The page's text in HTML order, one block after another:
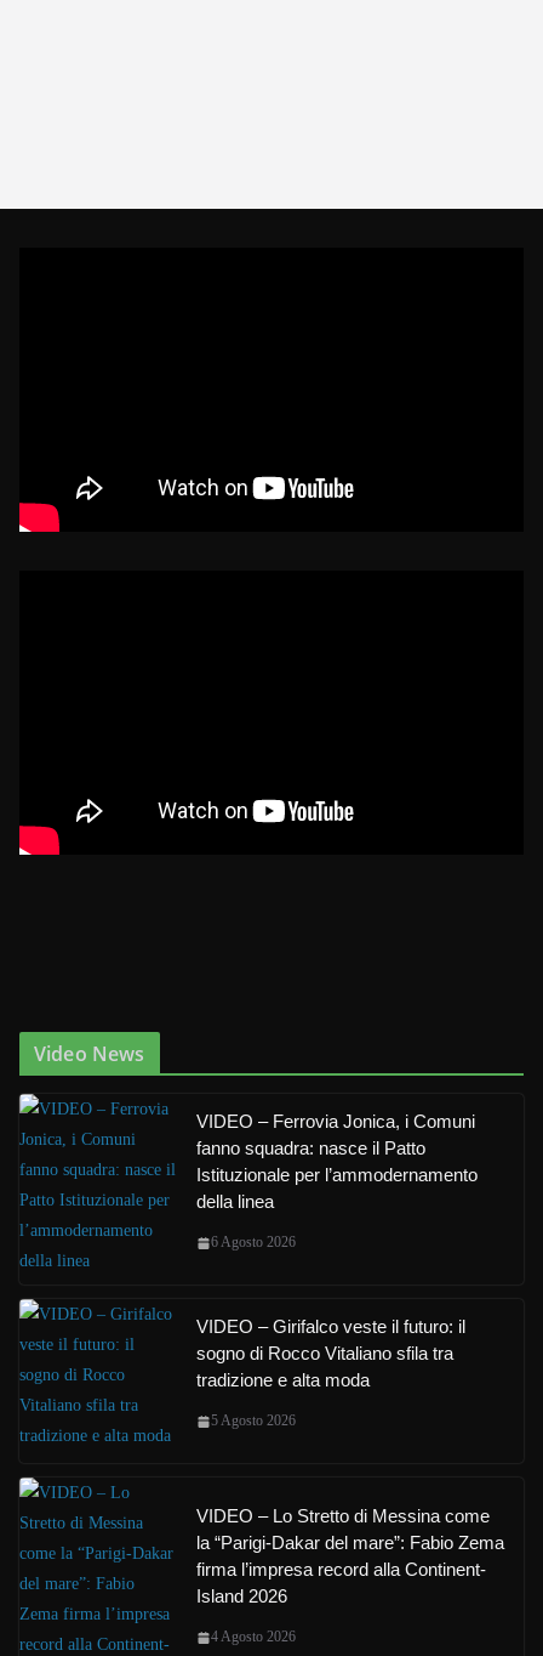
Video News
VIDEO – Ferrovia Jonica, i Comuni
fanno squadra: nasce il Patto
Istituzionale per l’ammodernamento
della linea
6 Agosto 2026
VIDEO – Girifalco veste il futuro: il
sogno di Rocco Vitaliano sfila tra
tradizione e alta moda
5 Agosto 2026
VIDEO – Lo Stretto di Messina come
la “Parigi-Dakar del mare”: Fabio Zema
firma l’impresa record alla Continent-
Island 2026
4 Agosto 2026